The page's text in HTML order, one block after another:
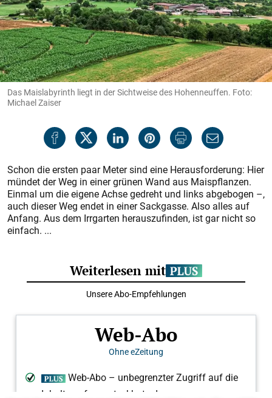
Das Maislabyrinth liegt in der Sichtweise des Hohenneuffen. Foto:
Michael Zaiser
Schon die ersten paar Meter sind eine Herausforderung: Hier
mündet der Weg in einer grünen Wand aus Maispflanzen.
Einmal um die eigene Achse gedreht und links abgebogen –,
auch dieser Weg endet in einer Sackgasse. Also alles auf
Anfang. Aus dem Irrgarten herauszufinden, ist gar nicht so
einfach. ...